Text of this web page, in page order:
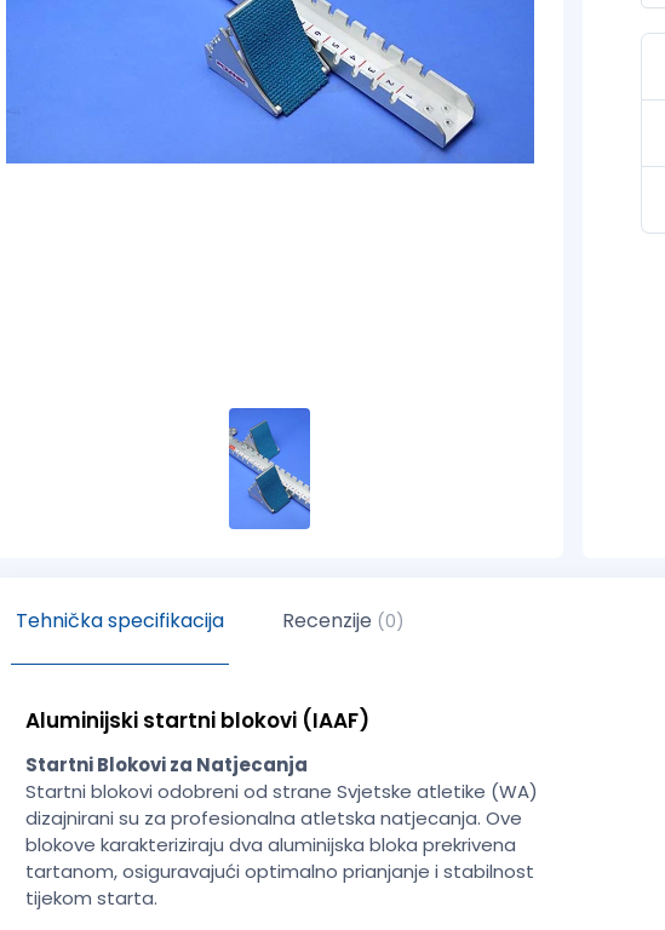
Tehnička specifikacija Recenzije (0)
Aluminijski startni blokovi (IAAF)
Startni Blokovi za Natjecanja
Startni blokovi odobreni od strane Svjetske atletike (WA)
dizajnirani su za profesionalna atletska natjecanja. Ove
blokove karakteriziraju dva aluminijska bloka prekrivena
tartanom, osiguravajući optimalno prianjanje i stabilnost
tijekom starta.